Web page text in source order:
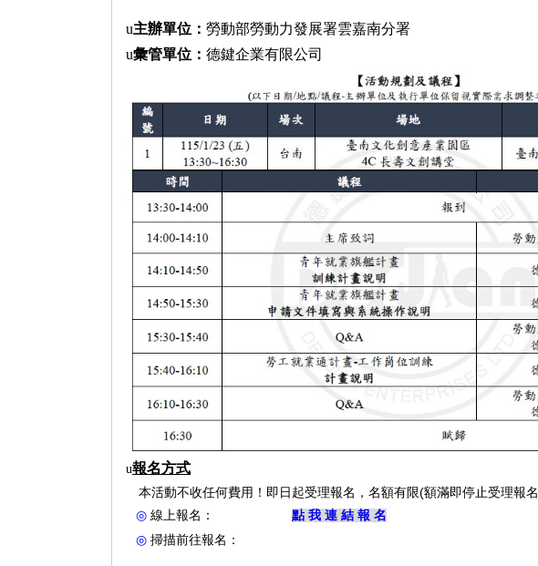
發展
u主辦單位： 勞動部勞動力發展署雲嘉南分署
u彙管單位： 德鍵企業有限公司
u報名方式
本活動不收任何費用！即日起受理報名，名額有限(額滿即停止受理報名
◎ 線 上報名 ： 點 我 連 結 報 名
◎ 掃描前往報名：